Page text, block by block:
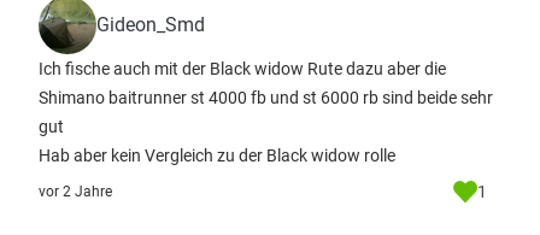
Gideon_Smd
Ich fische auch mit der Black widow Rute dazu aber die
Shimano baitrunner st 4000 fb und st 6000 rb sind beide sehr
gut
Hab aber kein Vergleich zu der Black widow rolle
vor 2 Jahre 1